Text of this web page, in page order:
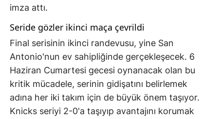
imza attı.
Seride gözler ikinci maça çevrildi
Final serisinin ikinci randevusu, yine San
Antonio'nun ev sahipliğinde gerçekleşecek. 6
Haziran Cumartesi gecesi oynanacak olan bu
kritik mücadele, serinin gidişatını belirlemek
adına her iki takım için de büyük önem taşıyor.
Knicks seriyi 2-0'a taşıyıp avantajını korumak